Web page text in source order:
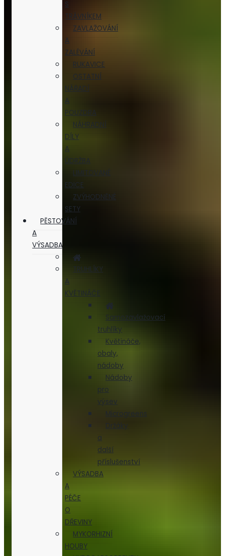
S
TRÁVNÍKEM
ZAVLAŽOVÁNÍ
A
ZALÉVÁNÍ
RUKAVICE
OSTATNÍ
NÁŘADÍ
A
POUZDRA
NÁHRADNÍ
DÍLY
A
ÚDRŽBA
LIMITOVANÉ
EDICE
ZVÝHODNĚNÉ
SETY
PĚSTOVÁNÍ
A
VÝSADBA
TRUHLÍKY
A
KVĚTINÁČE
Samozavlažovací
truhlíky
Květináče,
obaly,
nádoby
Nádoby
pro
výsev
Microgreens
Držáky
a
další
příslušenství
VÝSADBA
A
PÉČE
O
DŘEVINY
MYKORHIZNÍ
HOUBY